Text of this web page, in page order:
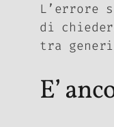
L’errore
di
tra
E’